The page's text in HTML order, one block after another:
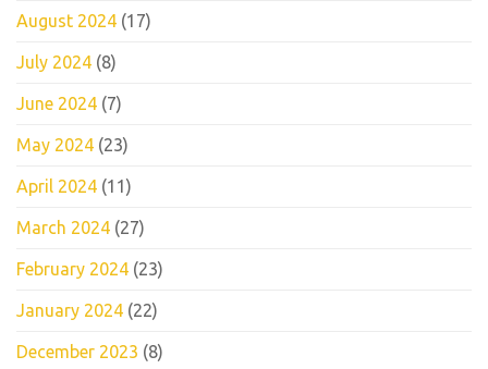
August 2024 (17)
July 2024 (8)
June 2024 (7)
May 2024 (23)
April 2024 (11)
March 2024 (27)
February 2024 (23)
January 2024 (22)
December 2023 (8)